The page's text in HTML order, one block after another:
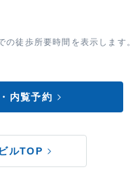
の徒歩所要時間を表示します
内覧予約
ルTOP